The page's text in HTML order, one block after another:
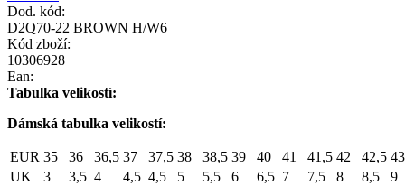
Dod. kód:
D2Q70-22 BROWN H/W6
Kód zboží:
10306928
Ean:
Tabulka velikostí:
Dámská tabulka velikostí:
EUR 35 36 36,5 37 37,5 38 38,5 39 40 41 41,5 42 42,5 43
UK
3 3,5 4 4,5 4,5 5 5,5 6 6,5 7 7,5 8 8,5
9